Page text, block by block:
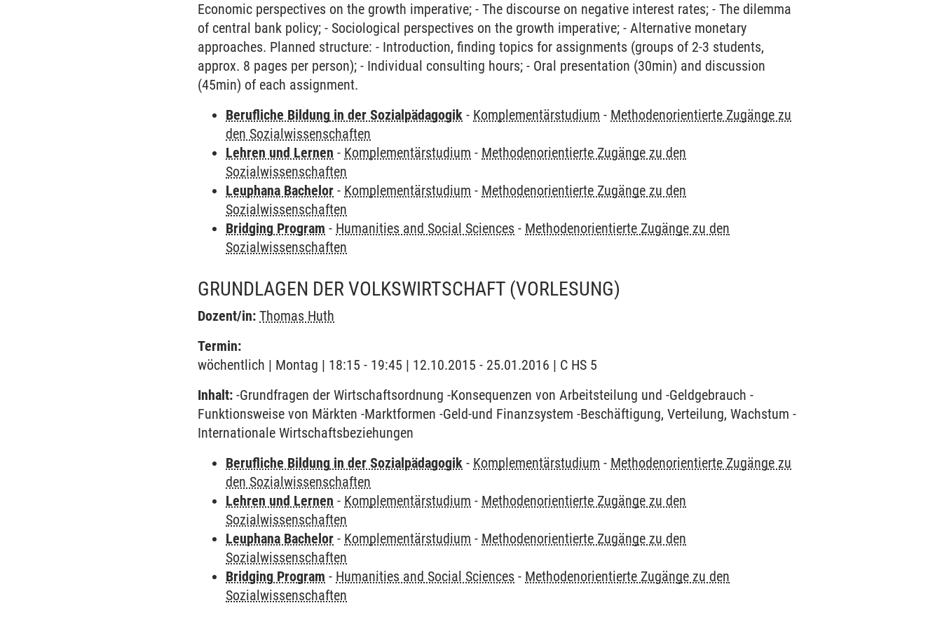
Economic perspectives on the growth imperative; - The discourse on negative interest rates; - The dilemma
of central bank policy; - Sociological perspectives on the growth imperative; - Alternative monetary
approaches. Planned structure: - Introduction, finding topics for assignments (groups of 2-3 students,
approx. 8 pages per person); - Individual consulting hours; - Oral presentation (30min) and discussion
(45min) of each assignment.
Berufliche Bildung in der Sozialpädagogik - Komplementärstudium - Methodenorientierte Zugänge zu
den Sozialwissenschaften
Lehren und Lernen - Komplementärstudium - Methodenorientierte Zugänge zu den
Sozialwissenschaften
Leuphana Bachelor - Komplementärstudium - Methodenorientierte Zugänge zu den
Sozialwissenschaften
Bridging Program - Humanities and Social Sciences - Methodenorientierte Zugänge zu den
Sozialwissenschaften
GRUNDLAGEN DER VOLKSWIRTSCHAFT (VORLESUNG)
Dozent/in: Thomas Huth
Termin:
wöchentlich | Montag | 18:15 - 19:45 | 12.10.2015 - 25.01.2016 | C HS 5
Inhalt: -Grundfragen der Wirtschaftsordnung -Konsequenzen von Arbeitsteilung und -Geldgebrauch -
Funktionsweise von Märkten -Marktformen -Geld-und Finanzsystem -Beschäftigung, Verteilung, Wachstum -
Internationale Wirtschaftsbeziehungen
Berufliche Bildung in der Sozialpädagogik - Komplementärstudium - Methodenorientierte Zugänge zu
den Sozialwissenschaften
Lehren und Lernen - Komplementärstudium - Methodenorientierte Zugänge zu den
Sozialwissenschaften
Leuphana Bachelor - Komplementärstudium - Methodenorientierte Zugänge zu den
Sozialwissenschaften
Bridging Program - Humanities and Social Sciences - Methodenorientierte Zugänge zu den
Sozialwissenschaften